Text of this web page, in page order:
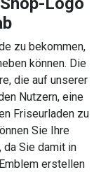
zu bekommen,
können. Die
die auf unserer
Nutzern, eine
Friseurladen zu
Sie Ihre
Sie damit in
erstellen